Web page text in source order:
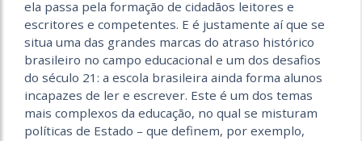
ela passa pela formação de cidadãos leitores e
escritores e competentes. E é justamente aí que se
situa uma das grandes marcas do atraso histórico
brasileiro no campo educacional e um dos desafios
do século 21: a escola brasileira ainda forma alunos
incapazes de ler e escrever. Este é um dos temas
mais complexos da educação, no qual se misturam
políticas de Estado – que definem, por exemplo,